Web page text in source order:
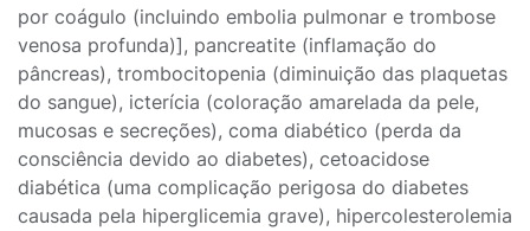
por coágulo (incluindo embolia pulmonar e trombose
venosa profunda)], pancreatite (inflamação do
pâncreas), trombocitopenia (diminuição das plaquetas
do sangue), icterícia (coloração amarelada da pele,
mucosas e secreções), coma diabético (perda da
consciência devido ao diabetes), cetoacidose
diabética (uma complicação perigosa do diabetes
causada pela hiperglicemia grave), hipercolesterolemia